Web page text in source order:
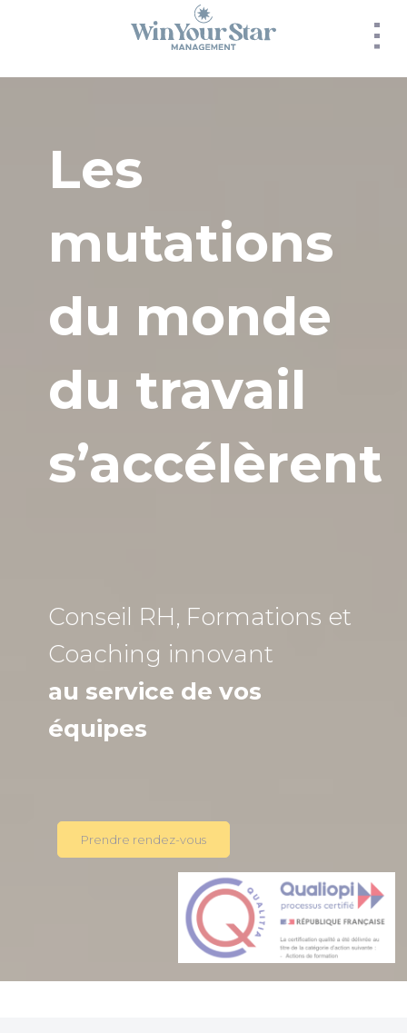
Les
mutations
du monde
du travail
s’accélèrent
Conseil RH, Formations et
Coaching innovant
au service de vos
équipes
Prendre rendez-vous